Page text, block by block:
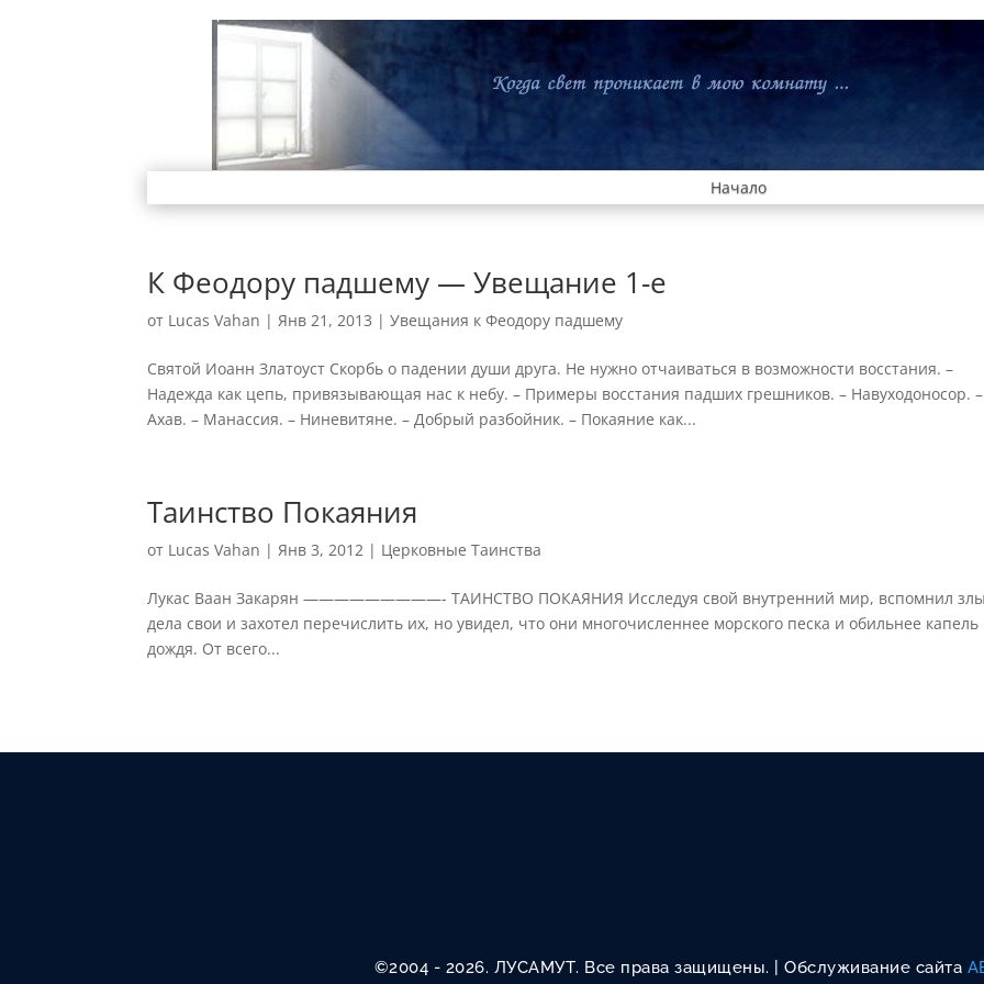
Начало
К Феодору падшему — Увещание 1-е
от Lucas Vahan |Янв 21, 2013 |Увещания к Феодору падшему
Святой Иоанн Златоуст Скорбь о падении души друга. Не нужно отчаиваться в возможности восстания. –
Надежда как цепь, привязывающая нас к небу. – Примеры восстания падших грешников. – Навуходоносор. –
Ахав. – Манассия. – Ниневитяне. – Добрый разбойник. – Покаяние как...
Таинство Покаяния
от Lucas Vahan |Янв 3, 2012 | Церковные Таинства
Лукас Ваан Закарян —————————- ТАИНСТВО ПОКАЯНИЯ Исследуя свой внутренний мир, вспомнил
дела свои и захотел перечислить их, но увидел, что они многочисленнее морского песка и обильнее капель
дождя. От всего...
©2004 - 2026. ЛУСАМУТ. Все права защищены. | Oбслуживание сайта